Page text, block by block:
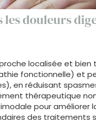
les douleurs
localisée et bien
fonctionnelle) et
en réduisant
thérapeutique
pour améliorer
des traitements